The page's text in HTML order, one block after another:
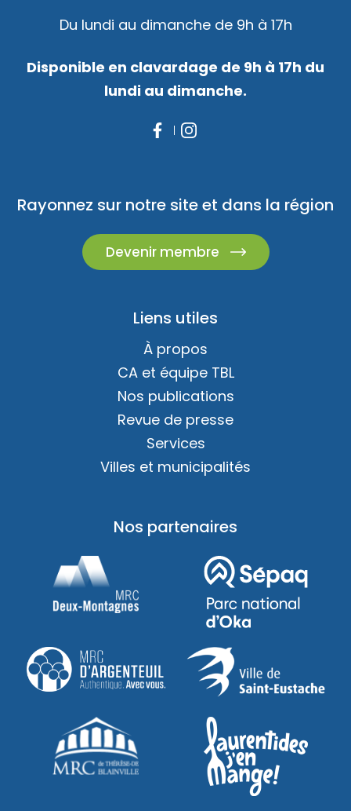
Du lundi au dimanche de 9h à 17h
Disponible en clavardage de 9h à 17h du
lundi au dimanche.
Rayonnez sur notre site et dans la région
Devenir membre
Liens utiles
À propos
CA et équipe TBL
Nos publications
Revue de presse
Services
Villes et municipalités
Nos partenaires